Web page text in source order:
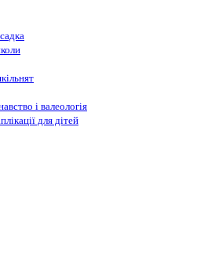
і валеологія
для дітей